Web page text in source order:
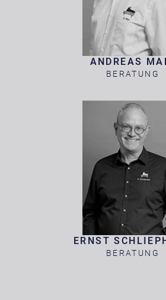
ANDREAS
BERATUNG
ERNST
BERATUNG